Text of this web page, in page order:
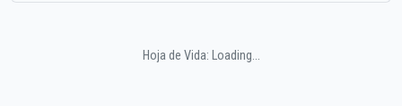
Hoja de Vida: Loading...